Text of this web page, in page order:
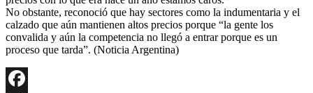
No obstante, reconoció que hay sectores como la indumentaria y el
calzado que aún mantienen altos precios porque “la gente los
convalida y aún la competencia no llegó a entrar porque es un
proceso que tarda”. (Noticia Argentina)